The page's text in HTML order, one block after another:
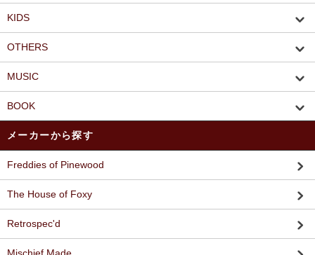
KIDS
OTHERS
MUSIC
BOOK
メーカーから探す
Freddies of Pinewood
The House of Foxy
Retrospec'd